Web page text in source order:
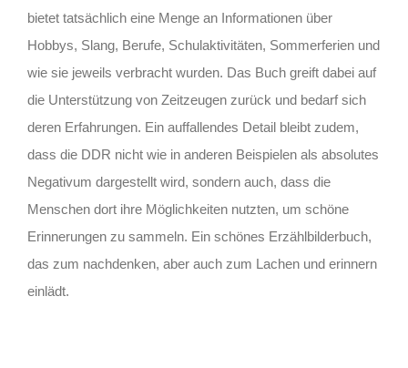
bietet tatsächlich eine Menge an Informationen über
Hobbys, Slang, Berufe, Schulaktivitäten, Sommerferien und
wie sie jeweils verbracht wurden. Das Buch greift dabei auf
die Unterstützung von Zeitzeugen zurück und bedarf sich
deren Erfahrungen. Ein auffallendes Detail bleibt zudem,
dass die DDR nicht wie in anderen Beispielen als absolutes
Negativum dargestellt wird, sondern auch, dass die
Menschen dort ihre Möglichkeiten nutzten, um schöne
Erinnerungen zu sammeln. Ein schönes Erzählbilderbuch,
das zum nachdenken, aber auch zum Lachen und erinnern
einlädt.